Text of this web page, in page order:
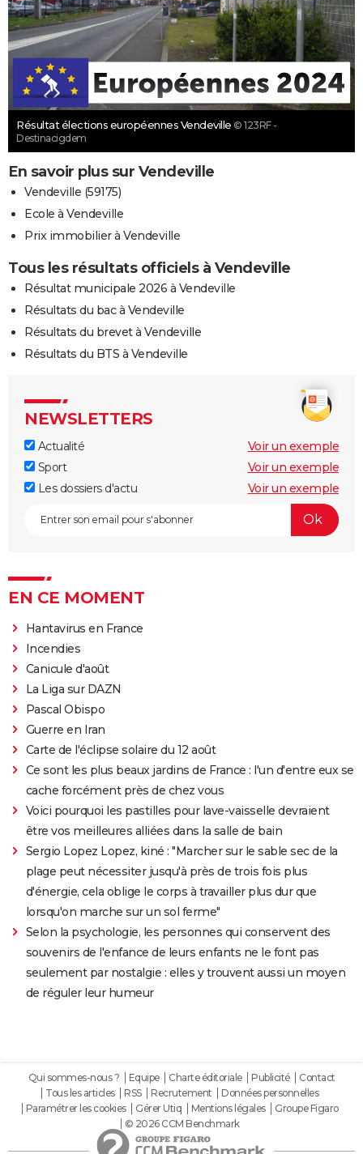
Résultat élections européennes Vendeville © 123RF -
Destinacigdem
En savoir plus sur Vendeville
Vendeville (59175)
Ecole à Vendeville
Prix immobilier à Vendeville
Tous les résultats officiels à Vendeville
Résultat municipale 2026 à Vendeville
Résultats du bac à Vendeville
Résultats du brevet à Vendeville
Résultats du BTS à Vendeville
NEWSLETTERS
Actualité
Voir un exemple
Sport
Voir un exemple
Les dossiers d'actu
Voir un exemple
EN CE MOMENT
Hantavirus en France
Incendies
Canicule d'août
La Liga sur DAZN
Pascal Obispo
Guerre en Iran
Carte de l'éclipse solaire du 12 août
Ce sont les plus beaux jardins de France : l'un d'entre eux se
cache forcément près de chez vous
Voici pourquoi les pastilles pour lave-vaisselle devraient
être vos meilleures alliées dans la salle de bain
Sergio Lopez Lopez, kiné : "Marcher sur le sable sec de la
plage peut nécessiter jusqu'à près de trois fois plus
d'énergie, cela oblige le corps à travailler plus dur que
lorsqu'on marche sur un sol ferme"
Selon la psychologie, les personnes qui conservent des
souvenirs de l'enfance de leurs enfants ne le font pas
seulement par nostalgie : elles y trouvent aussi un moyen
de réguler leur humeur
Qui sommes-nous ? Equipe Charte éditoriale Publicité
Contact
Tous les articles
RSS Recrutement
Données personnelles
Paramétrer les cookies
Gérer Utiq Mentions légales
Groupe Figaro
© 2026 CCM Benchmark